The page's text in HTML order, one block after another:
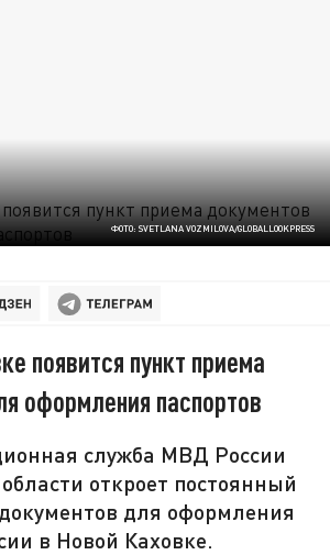
ФОТО: SVETLANA VOZMILOVA/GLOBALLOOKPRESS
появится пункт приема
оформления паспортов
служба МВД России
откроет постоянный
для оформления
в Новой Каховке.